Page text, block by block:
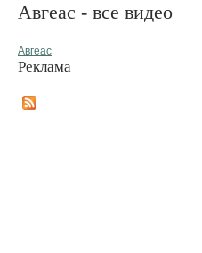
Авгеас - все видео
Авгеас
Реклама